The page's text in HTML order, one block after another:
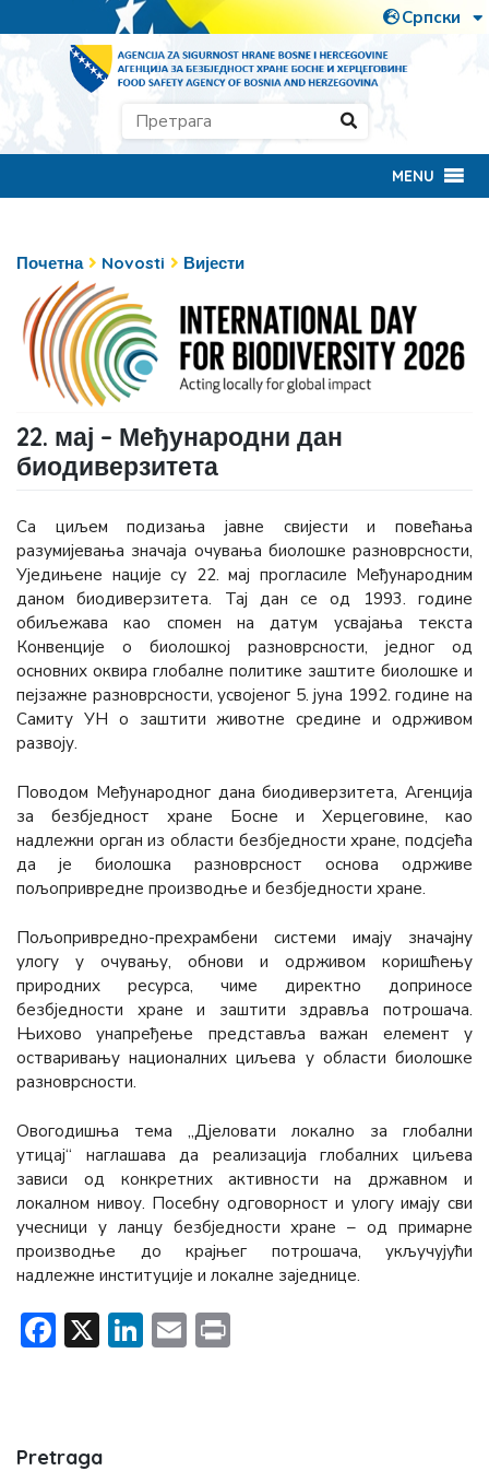
MENU
Почетна Novosti Вијести
22. мај – Међународни дан
биодиверзитета
Сa циљем подизања јавне свијести и повећања
разумијевања значаја очувања биолошке разноврсности,
Уједињене нације су 22. мај прогласиле Међународним
даном биодиверзитета. Тај дан се од 1993. године
обиљежава као спомен на датум усвајања текста
Конвенције о биолошкој разноврсности, једног од
основних оквира глобалне политике заштите биолошке и
пејзажне разноврсности, усвојеног 5. јуна 1992. године на
Самиту УН о заштити животне средине и одрживом
развоју.
Поводом Међународног дана биодиверзитета, Агенција
за безбједност хране Босне и Херцеговине, као
надлежни оргaн из области безбједности хране, подсјећа
да је биолошка разноврсност основа одрживе
пољопривредне производње и безбједности хране.
Пољопривредно-прехрамбени системи имају значајну
улогу у очувању, обнови и одрживом коришћењу
природних ресурса, чиме директно доприносе
безбједности хране и заштити здравља потрошача.
Њихово унапређење представља важан елемент у
остваривању националних циљева у области биолошке
разноврсности.
Овогодишња тема „Дјеловати локално за глобални
утицај“ наглашава да реализација глобалних циљева
зависи од конкретних активности на државном и
локалном нивоу. Посебну одговорност и улогу имају сви
учесници у ланцу безбједности хране – од примарне
производње до крајњег потрошача, укључујући
надлежне институције и локалне заједнице.
Facebook
X LinkedIn
Email
Pretraga